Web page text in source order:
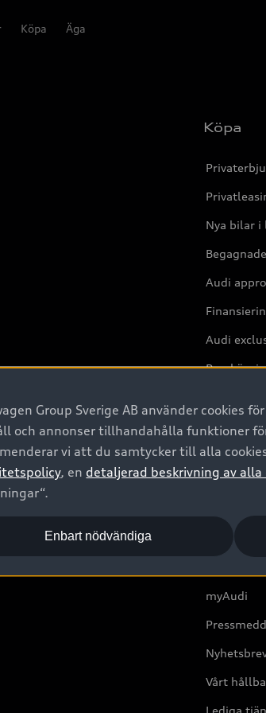
Köpa Äga
Köpa
Nya bilar i
Audi
Audi
Om
Boka
myAudi
Vårt
Lediga
Group Sverige AB använder cookies
och annonser tillhandahålla funktioner
vi att du samtycker till alla
, en detaljerad beskrivning av alla
Enbart nödvändiga